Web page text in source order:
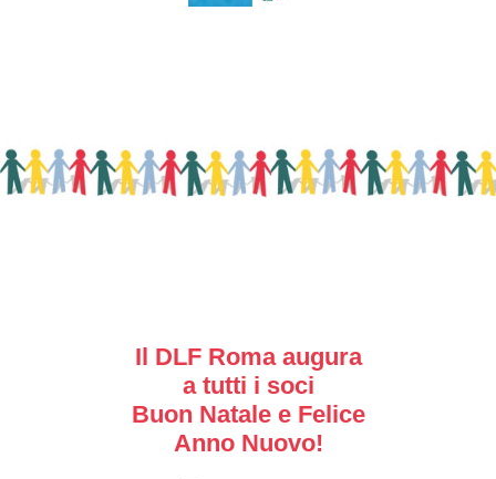
Il DLF Roma augura
a tutti i soci
Buon Natale e Felice
Anno Nuovo!